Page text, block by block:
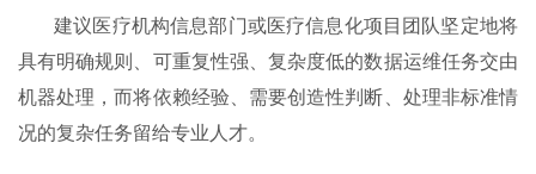
建议医疗机构信息部门或医疗信息化项目团队坚定地将
具有明确规则、可重复性强、复杂度低的数据运维任务交由
机器处理，而将依赖经验、需要创造性判断、处理非标准情
况的复杂任务留给专业人才。